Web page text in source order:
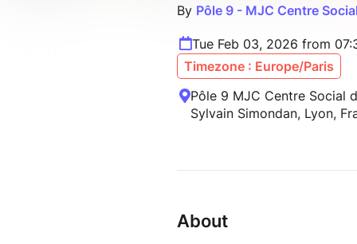
By Pôle 9 - MJC Centre Social
Tue Feb 03, 2026 from
Timezone : Europe/Paris
Pôle 9 MJC Centre Social
Sylvain Simondan, Lyon,
About